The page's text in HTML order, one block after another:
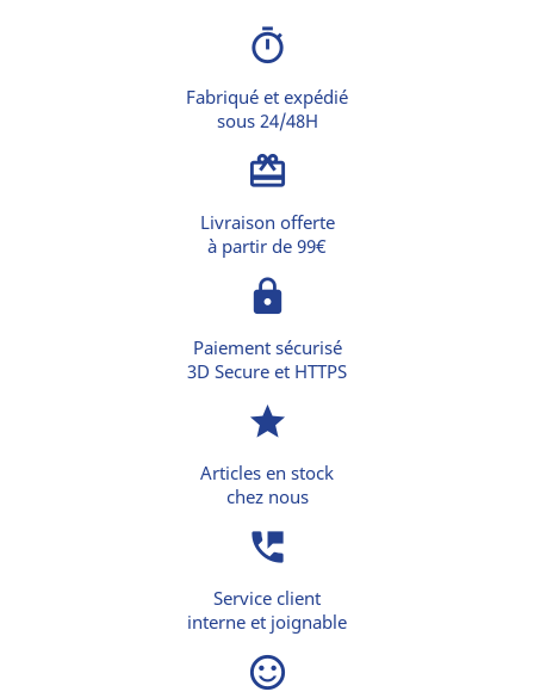
timer
Fabriqué et expédié
sous 24/48H
card_giftcard
Livraison offerte
à partir de 99€
lock
Paiement sécurisé
3D Secure et HTTPS
star
Articles en stock
chez nous
perm_phone_msg
Service client
interne et joignable
sentiment_satisfied_alt